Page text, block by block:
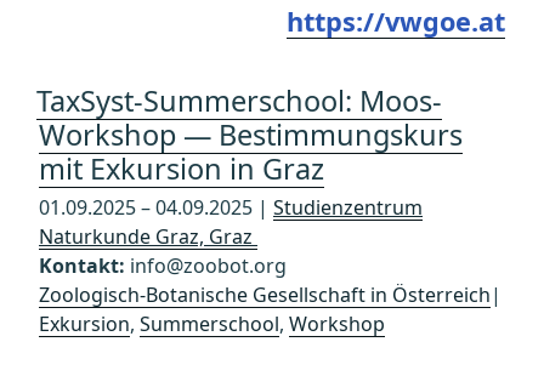
https://vwgoe.at
TaxSyst-Summerschool: Moos-
Workshop — Bestimmungskurs
mit Exkursion in Graz
01.09.2025 – 04.09.2025 | Studienzentrum
Naturkunde Graz, Graz
Kontakt: info@zoobot.org
Zoologisch-Botanische Gesellschaft in Österreich|
Exkursion, Summerschool, Workshop